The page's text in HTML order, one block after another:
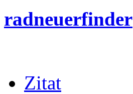
radneuerfinder
Zitat